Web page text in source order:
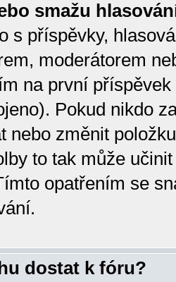
smažu
s příspěvky,
moderátorem
na první
Pokud nikdo
nebo změnit
to tak může
opatřením se
dostat k fóru?